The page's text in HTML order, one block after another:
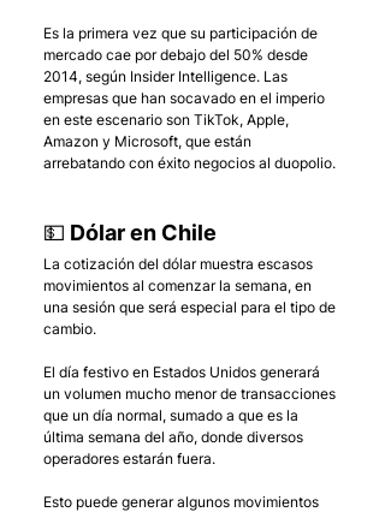
Es la primera vez que su participación de
mercado cae por debajo del 50% desde
2014, según Insider Intelligence. Las
empresas que han socavado en el imperio
en este escenario son TikTok, Apple,
Amazon y Microsoft, que están
arrebatando con éxito negocios al duopolio.
💵 Dólar en Chile
La cotización del dólar muestra escasos
movimientos al comenzar la semana, en
una sesión que será especial para el tipo de
cambio.
El día festivo en Estados Unidos generará
un volumen mucho menor de transacciones
que un día normal, sumado a que es la
última semana del año, donde diversos
operadores estarán fuera.
Esto puede generar algunos movimientos